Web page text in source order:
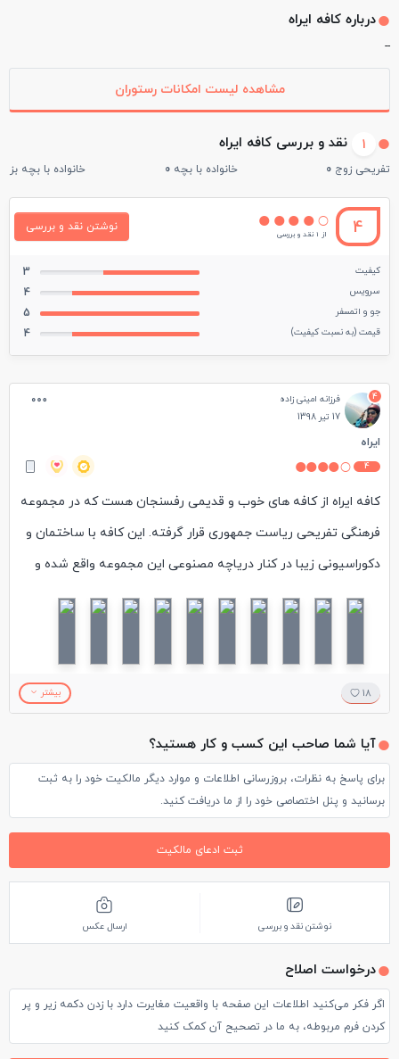
درباره کافه ایراه
--
مشاهده لیست امکانات رستوران
1 نقد و بررسی کافه ایراه
تفریحی زوج 0 خانواده با بچه 0 خانواده با بچه
4 از 1 نقد و بررسی
نوشتن نقد و بررسی
کیفیت 3
سرویس 4
جو و اتمسفر 5
قیمت (به نسبت کیفیت) 4
4
فرزانه امینی زاده
17 تیر 1398
ایراه
4
کافه ایراه از کافه های خوب و قدیمی رفسنجان هست که در مجموعه
فرهنگی تفریحی ریاست جمهوری قرار گرفته. این کافه با ساختمان و
دکوراسیونی زیبا در کنار دریاچه مصنوعی این مجموعه واقع شده و
جای دنج و خنکی رو برای گذراندن عصرهای گرم تابستان محیا کرده.
داشت، سیب زمینی هم خیلی معمولی بود و کلا بیشتر فضای کافه
18 بیشتر
آیا شما صاحب این کسب و کار هستید؟
برای پاسخ به نظرات، بروزرسانی اطلاعات و موارد دیگر مالکیت خود را به ثبت
برسانید و پنل اختصاصی خود را از ما دریافت کنید.
ثبت ادعای مالکیت
نوشتن نقد و بررسی ارسال عکس
درخواست اصلاح
اگر فکر می‌کنید اطلاعات این صفحه با واقعیت مغایرت دارد با زدن دکمه زیر و پر
کردن فرم مربوطه، به ما در تصحیح آن کمک کنید